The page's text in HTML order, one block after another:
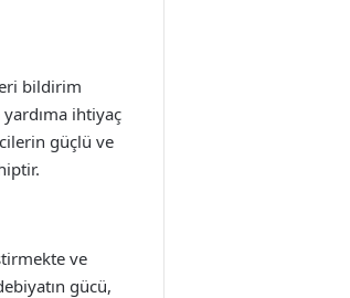
bildirim
ihtiyaç
güçlü ve
ve
gücü,